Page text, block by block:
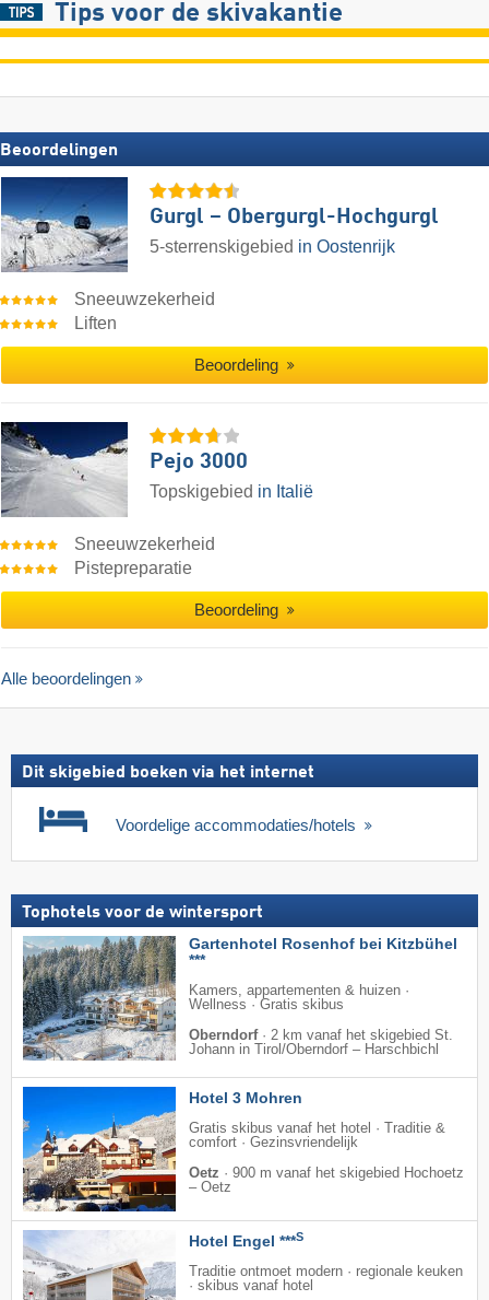
Tips voor de skivakantie
Beoordelingen
Gurgl – Obergurgl-Hochgurgl
5-sterrenskigebied in Oostenrijk
Sneeuwzekerheid
Liften
Beoordeling
Pejo 3000
Topskigebied in Italië
Sneeuwzekerheid
Pistepreparatie
Beoordeling
Alle beoordelingen
Dit skigebied boeken via het internet
Voordelige accommodaties/hotels
Tophotels voor de wintersport
Gartenhotel Rosenhof bei Kitzbühel
***
Kamers, appartementen & huizen ·
Wellness · Gratis skibus
Oberndorf · 2 km vanaf het skigebied St.
Johann in Tirol/​Oberndorf – Harschbichl
Hotel 3 Mohren
Gratis skibus vanaf het hotel · Traditie &
comfort · Gezinsvriendelijk
Oetz · 900 m vanaf het skigebied Hochoetz
– Oetz
Hotel Engel ***S
Traditie ontmoet modern · regionale keuken
· skibus vanaf hotel